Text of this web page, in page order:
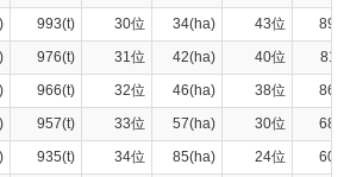
993(t) 30位 34(ha) 43位
976(t) 31位 42(ha) 40位
966(t) 32位 46(ha) 38位
957(t) 33位 57(ha) 30位
935(t) 34位 85(ha) 24位